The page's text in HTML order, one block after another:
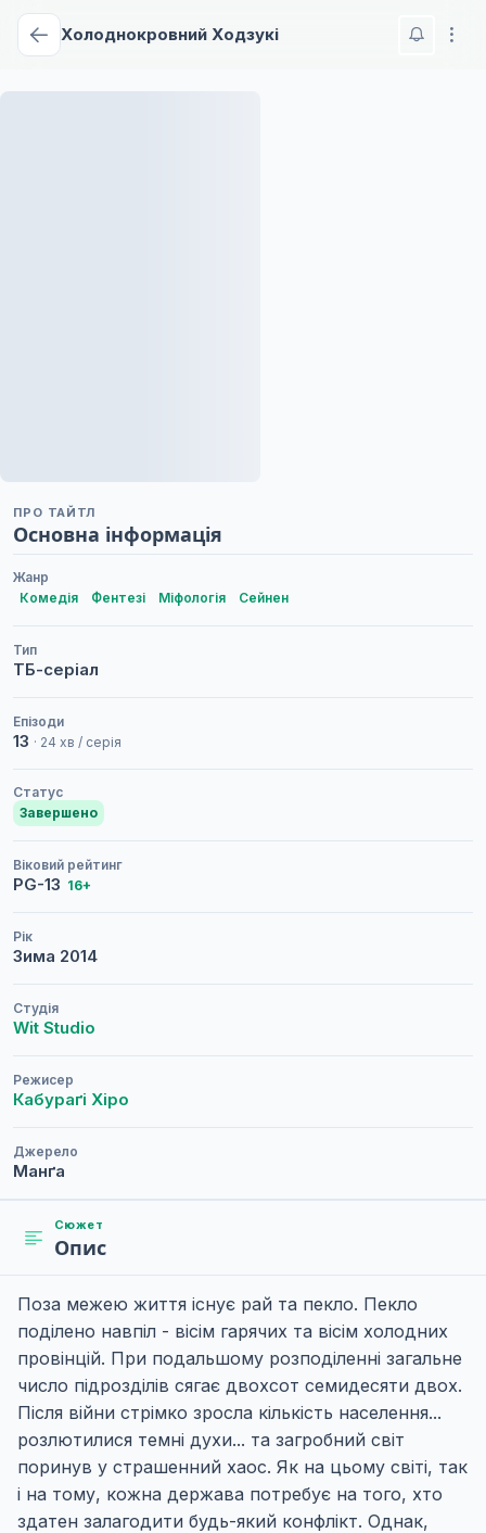
Холоднокровний Ходзукі
ПРО ТАЙТЛ
Основна інформація
Жанр
Комедія
Фентезі Міфологія Сейнен
Тип
ТБ-серіал
Епізоди
13 · 24 хв / серія
Статус
Завершено
Віковий рейтинг
PG-13 16+
Рік
Зима 2014
Студія
Wit Studio
Режисер
Кабураґі Хіро
Джерело
Манґа
Сюжет
Опис
Поза межею життя існує рай та пекло. Пекло
поділено навпіл - вісім гарячих та вісім холодних
провінцій. При подальшому розподіленні загальне
число підрозділів сягає двохсот семидесяти двох.
Після війни стрімко зросла кількість населення...
розлютилися темні духи... та загробний світ
поринув у страшенний хаос. Як на цьому світі, так
і на тому, кожна держава потребує на того, хто
здатен залагодити будь-який конфлікт. Однак,